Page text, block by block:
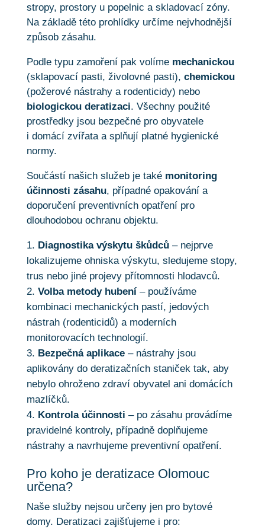
stropy, prostory u popelnic a skladovací zóny.
Na základě této prohlídky určíme nejvhodnější
způsob zásahu.
Podle typu zamoření pak volíme mechanickou
(sklapovací pasti, živolovné pasti), chemickou
(požerové nástrahy a rodenticidy) nebo
biologickou deratizaci. Všechny použité
prostředky jsou bezpečné pro obyvatele
i domácí zvířata a splňují platné hygienické
normy.
Součástí našich služeb je také monitoring
účinnosti zásahu, případné opakování a
doporučení preventivních opatření pro
dlouhodobou ochranu objektu.
Diagnostika výskytu škůdců– nejprve
lokalizujeme ohniska výskytu, sledujeme stopy,
trus nebo jiné projevy přítomnosti hlodavců.
Volba metody hubení– používáme
kombinaci mechanických pastí, jedových
nástrah (rodenticidů) a moderních
monitorovacích technologií.
Bezpečná aplikace– nástrahy jsou
aplikovány do deratizačních staniček tak, aby
nebylo ohroženo zdraví obyvatel ani domácích
mazlíčků.
Kontrola účinnosti – po zásahu provádíme
pravidelné kontroly, případně doplňujeme
nástrahy a navrhujeme preventivní opatření.
Pro koho je deratizace Olomouc
určena?
Naše služby nejsou určeny jen pro bytové
domy. Deratizaci zajišťujeme i pro: